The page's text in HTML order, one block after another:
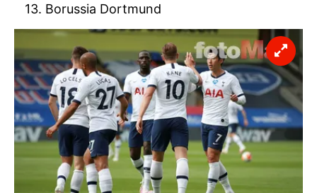
almak için lütfen tıklayınız.
13. Borussia Dortmund